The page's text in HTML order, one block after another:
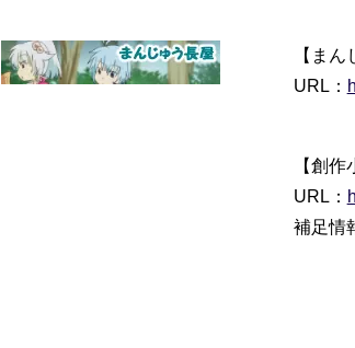
【ま
URL：
【創
URL：
補足情